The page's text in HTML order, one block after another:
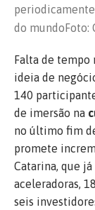
do mundoFoto:
Falta de tempo
ideia de
140
de imersão na
no último fim
promete
Catarina, que
aceleradoras,
seis